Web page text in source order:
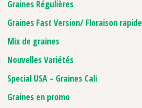
Graines Régulières
Graines Fast Version/ Floraison rapide
Mix de graines
Nouvelles Variétés
Special USA – Graines Cali
Graines en promo